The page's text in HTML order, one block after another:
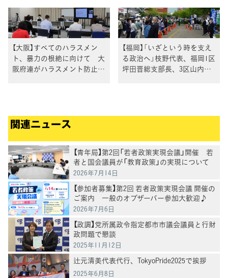
【大阪】すべてのハラスメン
ト、暴力の根絶に向けて 大
阪府連がハラスメント防止対
【福岡】「いざという時を支え
る政治へ」枝野代表、福岡1区
坪田晋総支部長、3区山内康
関連ニュース
【青年局】第2回「若者政策実現会議」開催 若
者と国会議員が「教育政策」の実現について
意見交換
2026年7月14日
【参加者募集】第2回 若者政策実現会議 開催の
ご案内 一般のオブザーバー参加大歓迎♪
2026年7月6日
【政調】党所属政令指定都市市議会議員と行財
政問題で懇談
2025年11月12日
辻元清美代表代行、TokyoPride2025で挨拶
2025年6月8日